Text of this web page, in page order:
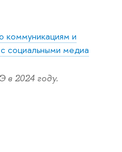
коммуникациям и
социальными медиа
2024 году.